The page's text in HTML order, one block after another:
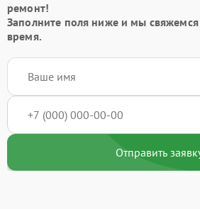
ремонт!
Заполните поля ниже и мы
время.
Отправить